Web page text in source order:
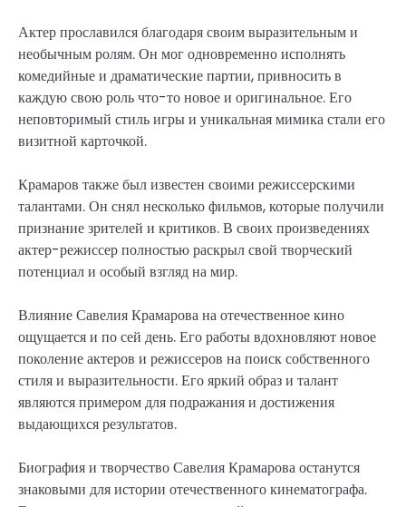
Актер прославился благодаря своим выразительным и
необычным ролям. Он мог одновременно исполнять
комедийные и драматические партии, привносить в
каждую свою роль что-то новое и оригинальное. Его
неповторимый стиль игры и уникальная мимика стали его
визитной карточкой.
Крамаров также был известен своими режиссерскими
талантами. Он снял несколько фильмов, которые получили
признание зрителей и критиков. В своих произведениях
актер-режиссер полностью раскрыл свой творческий
потенциал и особый взгляд на мир.
Влияние Савелия Крамарова на отечественное кино
ощущается и по сей день. Его работы вдохновляют новое
поколение актеров и режиссеров на поиск собственного
стиля и выразительности. Его яркий образ и талант
являются примером для подражания и достижения
выдающихся результатов.
Биография и творчество Савелия Крамарова останутся
знаковыми для истории отечественного кинематографа.